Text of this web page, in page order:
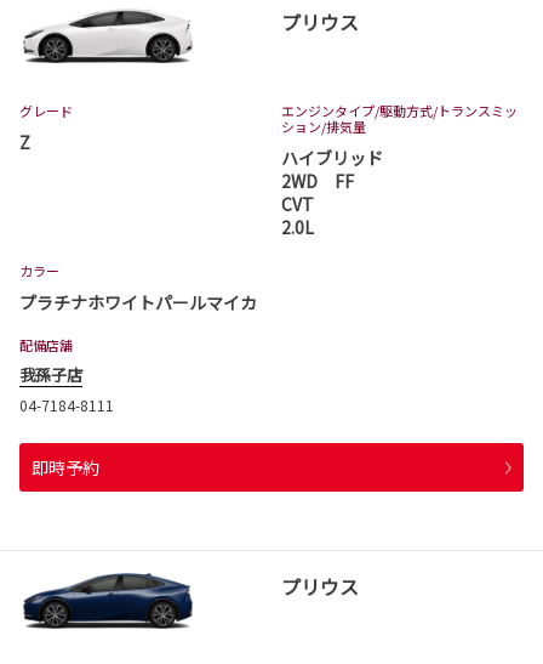
プリウス
グレード
Z
エンジンタイプ/駆動方式/トランスミッ
ション/排気量
ハイブリッド
2WD FF
CVT
2.0L
カラー
プラチナホワイトパールマイカ
配備店舗
我孫子店
04-7184-8111
即時予約
プリウス